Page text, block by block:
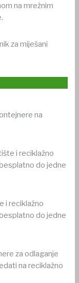
na mrežnim
za miješani
na
i reciklažno
do jedne
i reciklažno
do jedne
za odlaganje
na reciklažno